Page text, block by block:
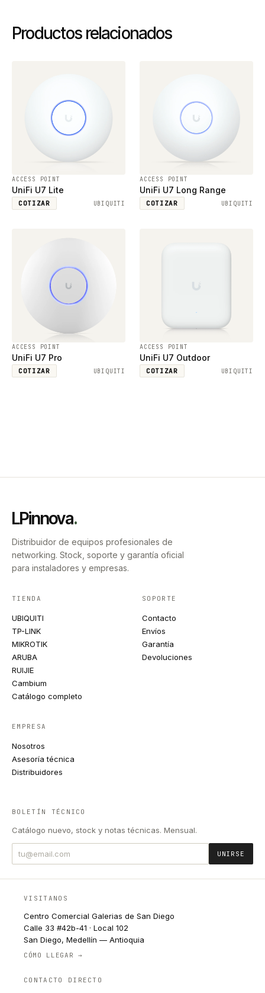
Productos relacionados
ACCESS POINT
UniFi U7 Lite
COTIZAR UBIQUITI
ACCESS POINT
UniFi U7 Long Range
COTIZAR UBIQUITI
ACCESS POINT
UniFi U7 Pro
COTIZAR UBIQUITI
ACCESS POINT
UniFi U7 Outdoor
COTIZAR UBIQUITI
LPinnova.
Distribuidor de equipos profesionales de
networking. Stock, soporte y garantía oficial
para instaladores y empresas.
TIENDA
UBIQUITI
TP-LINK
MIKROTIK
ARUBA
RUIJIE
Cambium
Catálogo completo
SOPORTE
Contacto
Envíos
Garantía
Devoluciones
EMPRESA
Nosotros
Asesoría técnica
Distribuidores
BOLETÍN TÉCNICO
Catálogo nuevo, stock y notas técnicas. Mensual.
UNIRSE
VISITANOS
Centro Comercial Galerias de San Diego
Calle 33 #42b-41 · Local 102
San Diego, Medellín — Antioquia
CÓMO LLEGAR →
CONTACTO DIRECTO